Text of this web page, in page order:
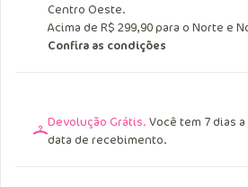
Centro Oeste.
Acima de R$ 299,90 para o Norte e
Confira as condições
Devolução Grátis. Você tem 7 dias
data de recebimento.